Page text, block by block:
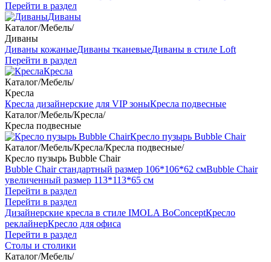
Перейти в раздел
Диваны
Каталог/Мебель/
Диваны
Диваны кожаныеДиваны тканевыеДиваны в стиле Loft
Перейти в раздел
Кресла
Каталог/Мебель/
Кресла
Кресла дизайнерские для VIP зоныКресла подвесные
Каталог/Мебель/Кресла/
Кресла подвесные
Кресло пузырь Bubble Chair
Каталог/Мебель/Кресла/Кресла подвесные/
Кресло пузырь Bubble Chair
Bubble Chair стандартный размер 106*106*62 смBubble Chair
увеличенный размер 113*113*65 см
Перейти в раздел
Перейти в раздел
Дизайнерские кресла в стиле IMOLA BoConceptКресло
реклайнерКресло для офиса
Перейти в раздел
Столы и столики
Каталог/Мебель/